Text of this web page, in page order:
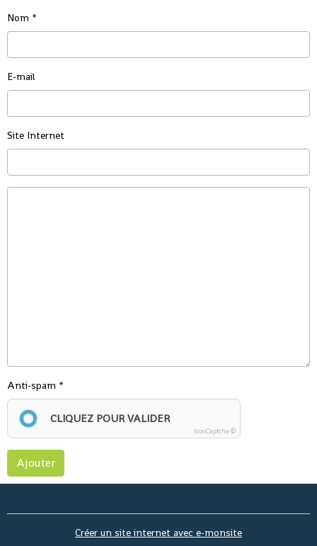
Nom
E-mail
Site Internet
Anti-spam
CLIQUEZ POUR VALIDER
IconCaptcha ©
Ajouter
Créer un site internet avec e-monsite